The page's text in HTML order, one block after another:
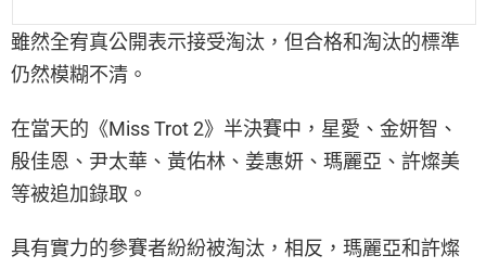
雖然全宥真公開表示接受淘汰，但合格和淘汰的標準
仍然模糊不清。
在當天的《Miss Trot 2》半決賽中，星愛、金妍智、
殷佳恩、尹太華、黃佑林、姜惠妍、瑪麗亞、許燦美
等被追加錄取。
具有實力的參賽者紛紛被淘汰，相反，瑪麗亞和許燦